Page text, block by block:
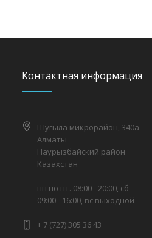
Контактная информация
Шугыла микрорайон, 340а
Алматы
Наурызбайский район
Казахстан
пн по пт. 08:00 - 20:00, сб
09:00 - 16:00, вс выходной
+ 7 (727) 305 36 43